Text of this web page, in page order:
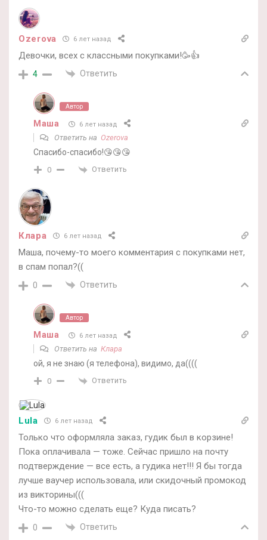
Ozerova 6 лет назад
Девочки, всех с классными покупками!🥳👍
4 Ответить
Автор
Маша 6 лет назад
Ответить на Ozerova
Спасибо-спасибо!😘😘😘
0 Ответить
Клара 6 лет назад
Маша, почему-то моего комментария с покупками нет,
в спам попал?((
0 Ответить
Автор
Маша 6 лет назад
Ответить на Клара
ой, я не знаю (я телефона), видимо, да((((
0 Ответить
Lula 6 лет назад
Только что оформляла заказ, гудик был в корзине!
Пока оплачивала — тоже. Сейчас пришло на почту
подтверждение — все есть, а гудика нет!!! Я бы тогда
лучше ваучер использовала, или скидочный промокод
из викторины(((
Что-то можно сделать еще? Куда писать?
0 Ответить